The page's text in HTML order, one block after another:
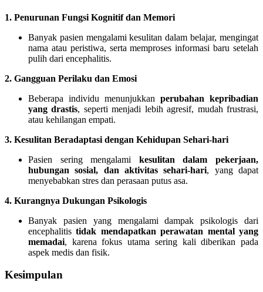
1. Penurunan Fungsi Kognitif dan Memori
Banyak pasien mengalami kesulitan dalam belajar, mengingat
nama atau peristiwa, serta memproses informasi baru setelah
pulih dari encephalitis.
2. Gangguan Perilaku dan Emosi
Beberapa individu menunjukkan perubahan kepribadian
yang drastis, seperti menjadi lebih agresif, mudah frustrasi,
atau kehilangan empati.
3. Kesulitan Beradaptasi dengan Kehidupan Sehari-hari
Pasien sering mengalami kesulitan dalam pekerjaan,
hubungan sosial, dan aktivitas sehari-hari, yang dapat
menyebabkan stres dan perasaan putus asa.
4. Kurangnya Dukungan Psikologis
Banyak pasien yang mengalami dampak psikologis dari
encephalitistidak mendapatkan perawatan mental yang
memadai, karena fokus utama sering kali diberikan pada
aspek medis dan fisik.
Kesimpulan